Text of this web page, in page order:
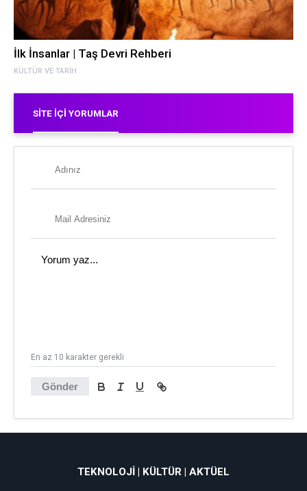
KÜLTÜR VE TARIH
İlk İnsanlar | Taş Devri Rehberi
SITE İÇI YORUMLAR
Gönder
En az 10 karakter gerekli
TEKNOLOJI | KÜLTÜR | AKTÜEL